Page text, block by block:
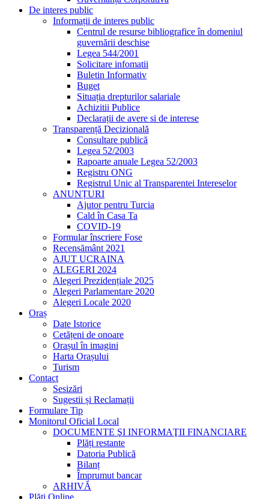
De interes public
Informații de interes public
Centrul de resurse bibliografice în domeniul
guvernării deschise
Legea 544/2001
Solicitare infomatii
Buletin Informativ
Buget
Situația drepturilor salariale
Achizitii Publice
Declarații de avere si de interese
Transparență Decizională
Consultare publică
Legea 52/2003
Rapoarte anuale Legea 52/2003
Registru ONG
Registrul Unic al Transparentei Intereselor
ANUNȚURI
Ajutor pentru Turcia
Cald în Casa Ta
COVID-19
Formular înscriere Fose
Recensământ 2021
AJUT UCRAINA
ALEGERI 2024
Alegeri Prezidențiale 2025
Alegeri Parlamentare 2020
Alegeri Locale 2020
Oraș
Date Istorice
Cetățeni de onoare
Orașul în imagini
Harta Orașului
Turism
Contact
Sesizări
Sugestii și Reclamații
Formulare Tip
Monitorul Oficial Local
DOCUMENTE ŞI INFORMAŢII FINANCIARE
Plăți restante
Datoria Publică
Bilanț
Împrumut bancar
ARHIVĂ
Plăți Online